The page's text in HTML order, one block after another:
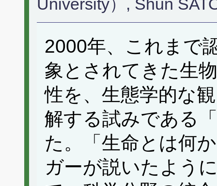
University）, Shun
2000年、これまで
象とされてきた生
性を、生態学的な
解する試みである
た。「生命とは何
ガーが説いたよう